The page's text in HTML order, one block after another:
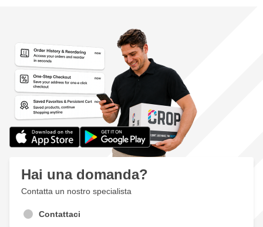
Hai una domanda?
Contatta un nostro specialista
Contattaci